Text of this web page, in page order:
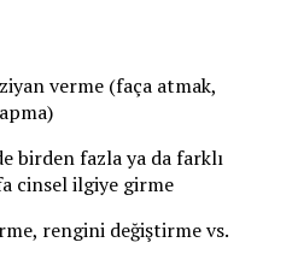
verme (faça atmak,
birden fazla ya da farklı
cinsel ilgiye girme
rengini değiştirme vs.